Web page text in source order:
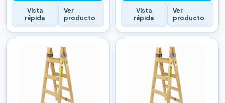
Vista
rápida
Ver
producto
Vista
rápida
Ver
producto